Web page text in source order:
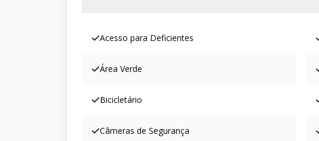
Acesso para Deficientes
Área Verde
Bicicletário
Câmeras de Segurança